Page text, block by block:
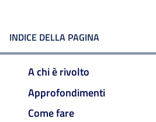
INDICE DELLA PAGINA
A chi è rivolto
Approfondimenti
Come fare